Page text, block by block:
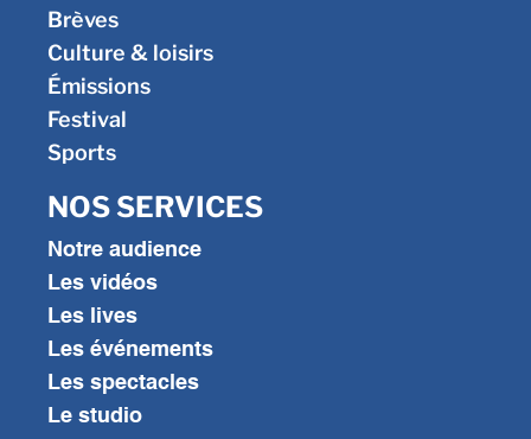
Brèves
Culture & loisirs
Émissions
Festival
Sports
NOS SERVICES
Notre audience
Les vidéos
Les lives
Les événements
Les spectacles
Le studio